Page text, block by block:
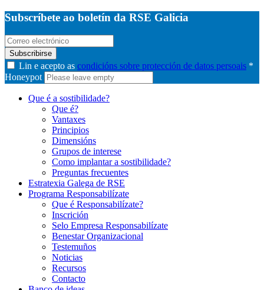
Subscríbete ao boletín da RSE Galicia
Subscribirse
Lin e acepto as condicións sobre protección de datos persoais *
Honeypot
Que é a sostibilidade?
Que é?
Vantaxes
Principios
Dimensións
Grupos de interese
Como implantar a sostibilidade?
Preguntas frecuentes
Estratexia Galega de RSE
Programa Responsabilízate
Que é Responsabilízate?
Inscrición
Selo Empresa Responsabilízate
Benestar Organizacional
Testemuños
Noticias
Recursos
Contacto